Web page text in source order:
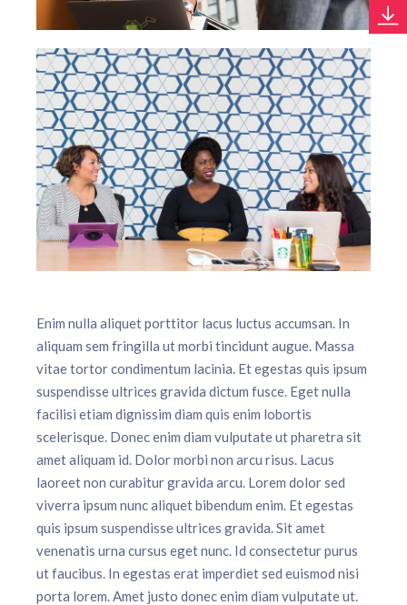
Enim nulla aliquet porttitor lacus luctus accumsan. In
aliquam sem fringilla ut morbi tincidunt augue. Massa
vitae tortor condimentum lacinia. Et egestas quis ipsum
suspendisse ultrices gravida dictum fusce. Eget nulla
facilisi etiam dignissim diam quis enim lobortis
scelerisque. Donec enim diam vulputate ut pharetra sit
amet aliquam id. Dolor morbi non arcu risus. Lacus
laoreet non curabitur gravida arcu. Lorem dolor sed
viverra ipsum nunc aliquet bibendum enim. Et egestas
quis ipsum suspendisse ultrices gravida. Sit amet
venenatis urna cursus eget nunc. Id consectetur purus
ut faucibus. In egestas erat imperdiet sed euismod nisi
porta lorem. Amet justo donec enim diam vulputate ut.